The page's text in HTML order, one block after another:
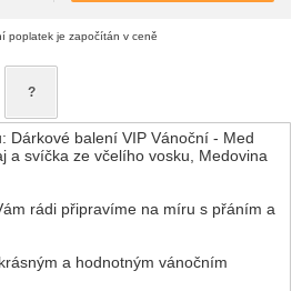
poplatek je započítán v ceně
?
Dárkové balení VIP Vánoční - Med
a svíčka ze včelího vosku, Medovina
rádi připravíme na míru s přáním a
a hodnotným vánočním